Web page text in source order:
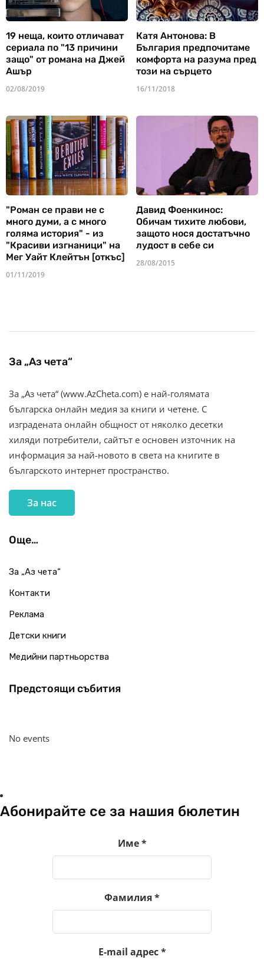
19 неща, които отличават
сериала по "13 причини
защо" от романа на Джей
Ашър
02/08/2019
Катя Антонова: В
България предпочитаме
комфорта на разума пред
този на сърцето
16/11/2018
"Роман се прави не с
много думи, а с много
голяма история" - из
"Красиви изгнаници" на
Мег Уайт Клейтън [откъс]
01/11/2019
Давид Фоенкинос:
Обичам тихите любови,
защото нося достатъчно
лудост в себе си
28/08/2015
За „Аз чета“
За „Аз чета“ (www.AzCheta.com) е най-голямата
българска онлайн медия за книги и четене. С
изградената онлайн общност от няколко десетки
хиляди потребители, сайтът е основен източник на
информация за най-новото в света на книгите в
българското интернет пространство.
За нас
Още…
За „Аз чета“
Контакти
Реклама
Детски книги
Медийни партньорства
Предстоящи събития
No events
Абонирайте се за нашия бюлетин
Име*
Фамилия*
E-mail адрес*